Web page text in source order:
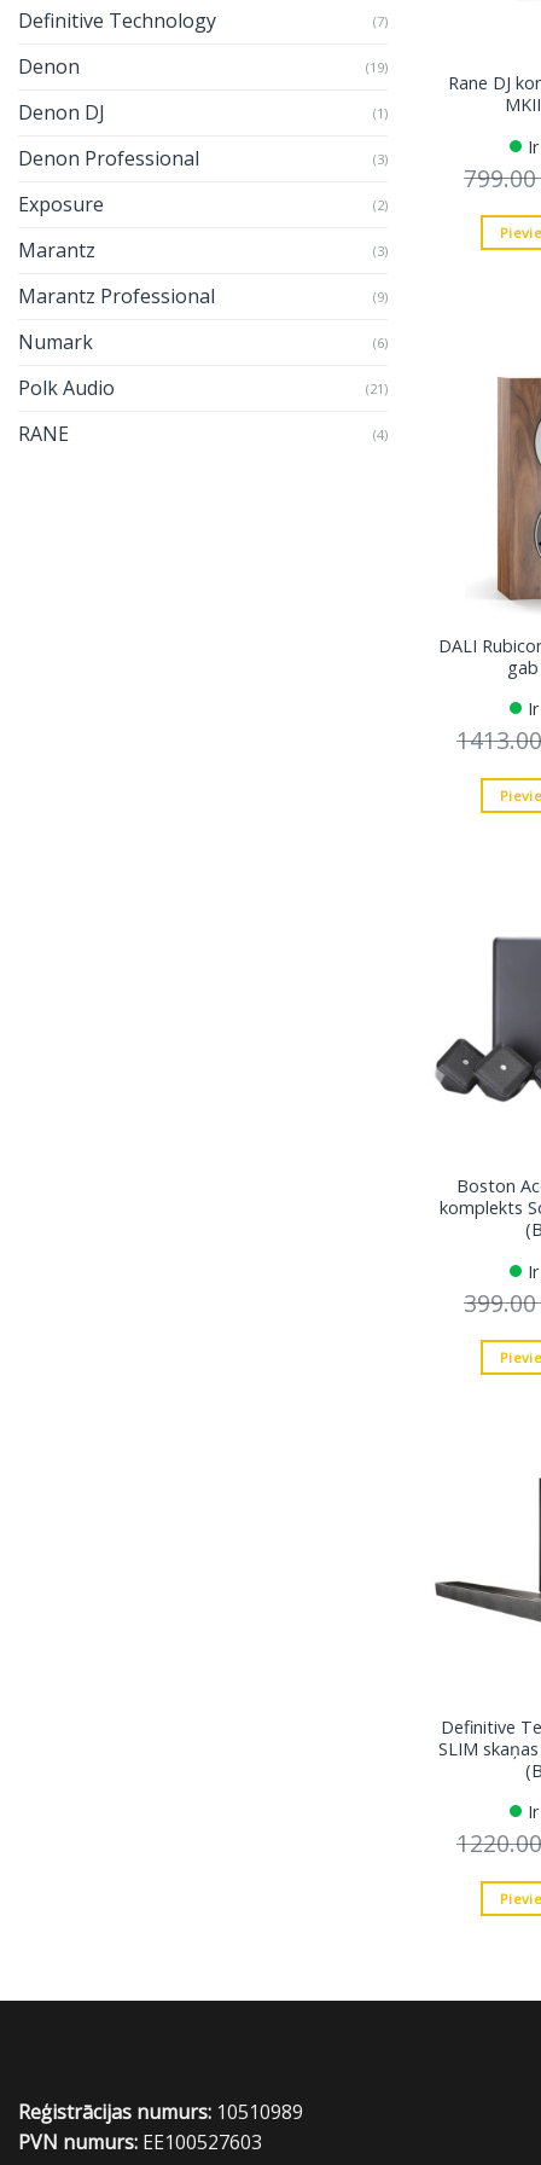
Definitive Technology (7)
Denon (19)
Denon DJ (1)
Denon Professional (3)
Exposure (2)
Marantz (3)
Marantz Professional (9)
Numark (6)
Polk Audio (21)
RANE (4)
Rane DJ
799.00
DALI
Boston
komplekts
399.00
Definitive
SLIM
Reģistrācijas numurs: 10510989
PVN numurs: EE100527603